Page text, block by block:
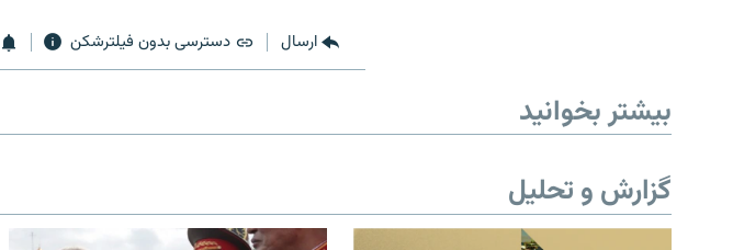
ارسال دسترسی بدون فیلترشکن
بیشتر بخوانید
گزارش و تحلیل